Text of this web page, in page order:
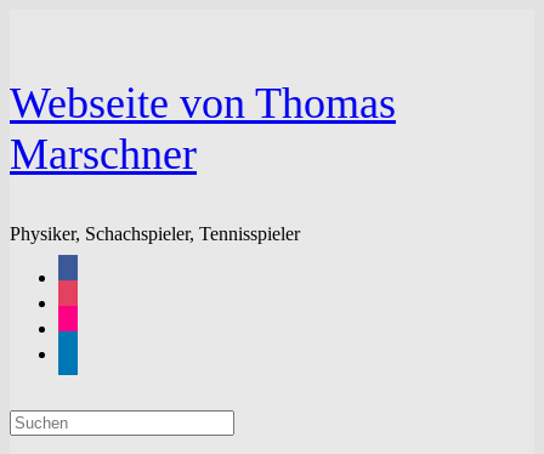
Webseite von Thomas
Marschner
Physiker, Schachspieler, Tennisspieler
Suchen
nach: